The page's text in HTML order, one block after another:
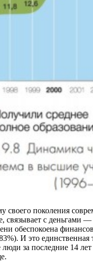
своего поколения
связывает с деньгами —
обеспокоена
И это единственная
за последние 14 лет